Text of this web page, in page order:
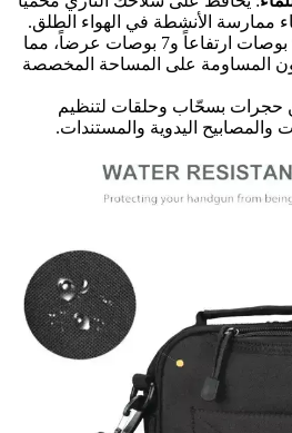
ممارسة الأنشطة في الهواء الطلق.
:: 9 بوصات ارتفاعاً و7 بوصات عرضاً، مما
المساومة على المساحة المخصصة
حجرات بسحّاب وحلقات لتنظيم
والمصابيح اليدوية والمستندات.